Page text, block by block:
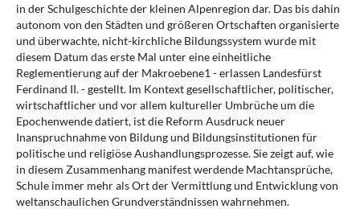
in der Schulgeschichte der kleinen Alpenregion dar. Das bis dahin
autonom von den Städten und größeren Ortschaften organisierte
und überwachte, nicht-kirchliche Bildungssystem wurde mit
diesem Datum das erste Mal unter eine einheitliche
Reglementierung auf der Makroebene1 - erlassen Landesfürst
Ferdinand II. - gestellt. Im Kontext gesellschaftlicher, politischer,
wirtschaftlicher und vor allem kultureller Umbrüche um die
Epochenwende datiert, ist die Reform Ausdruck neuer
Inanspruchnahme von Bildung und Bildungsinstitutionen für
politische und religiöse Aushandlungsprozesse. Sie zeigt auf, wie
in diesem Zusammenhang manifest werdende Machtansprüche,
Schule immer mehr als Ort der Vermittlung und Entwicklung von
weltanschaulichen Grundverständnissen wahrnehmen.